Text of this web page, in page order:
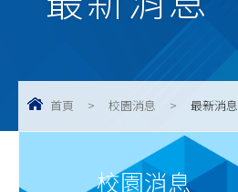
首頁 > 校園消息 > 最新消息
校園消息